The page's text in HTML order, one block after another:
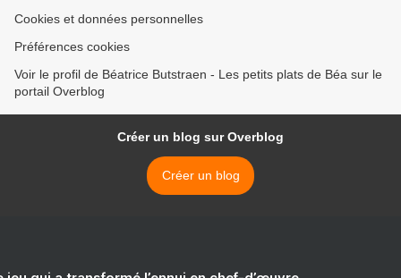
Cookies et données personnelles
Préférences cookies
Voir le profil de Béatrice Butstraen - Les petits plats de Béa sur le
portail Overblog
Créer un blog sur Overblog
Créer un blog